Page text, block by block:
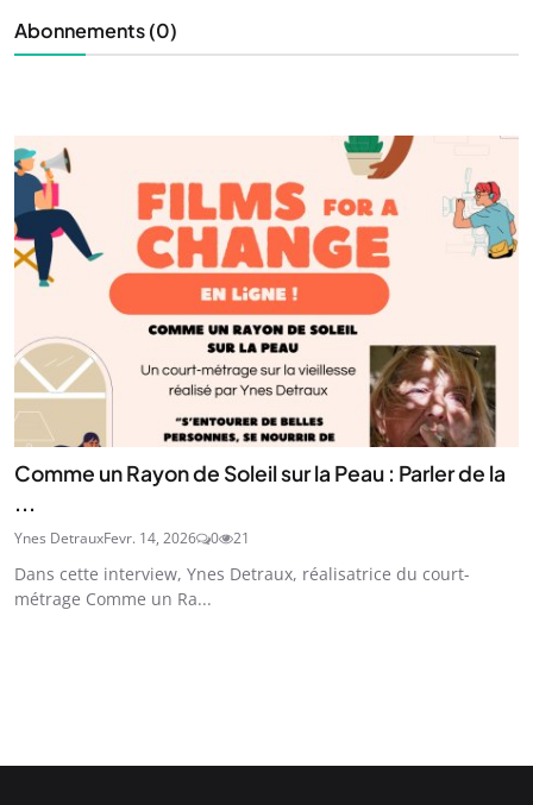
Abonnements (0)
Comme un Rayon de Soleil sur la Peau : Parler de la
...
Ynes DetrauxFevr. 14, 2026 0 21
Dans cette interview, Ynes Detraux, réalisatrice du court-
métrage Comme un Ra...